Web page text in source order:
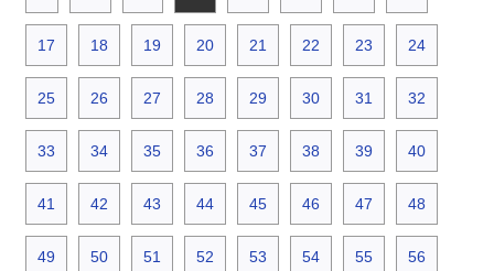
17 18 19 20 21 22 23 24
25 26 27 28 29 30 31 32
33 34 35 36 37 38 39 40
41 42 43 44 45 46 47 48
49 50 51 52 53 54 55 56